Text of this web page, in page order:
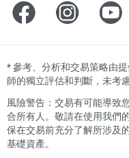
*參考、分析和交易策略由
師的獨立評估和判斷，未考
風險警告：交易有可能導致
合所有人。敬請在使用我們
保在交易前充分了解所涉及
基礎資產。